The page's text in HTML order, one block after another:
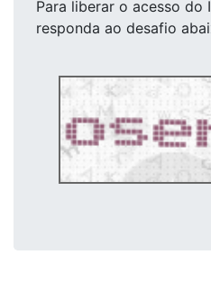
Para liberar o acesso do
responda ao desafio